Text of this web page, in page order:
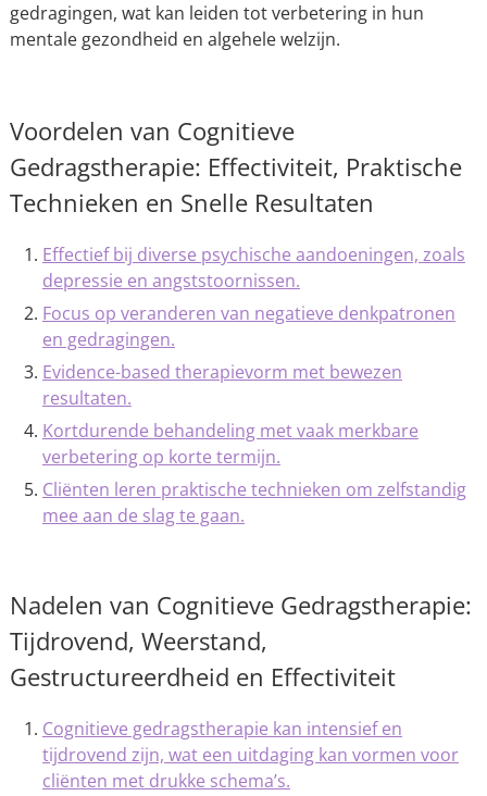
gedragingen, wat kan leiden tot verbetering in hun
mentale gezondheid en algehele welzijn.
Voordelen van Cognitieve
Gedragstherapie: Effectiviteit, Praktische
Technieken en Snelle Resultaten
Effectief bij diverse psychische aandoeningen, zoals
depressie en angststoornissen.
Focus op veranderen van negatieve denkpatronen
en gedragingen.
Evidence-based therapievorm met bewezen
resultaten.
Kortdurende behandeling met vaak merkbare
verbetering op korte termijn.
Cliënten leren praktische technieken om zelfstandig
mee aan de slag te gaan.
Nadelen van Cognitieve Gedragstherapie:
Tijdrovend, Weerstand,
Gestructureerdheid en Effectiviteit
Cognitieve gedragstherapie kan intensief en
tijdrovend zijn, wat een uitdaging kan vormen voor
cliënten met drukke schema’s.